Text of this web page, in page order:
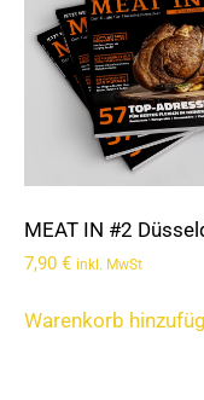
MEAT IN #2
7,90 € inkl. MwSt
Warenkorb